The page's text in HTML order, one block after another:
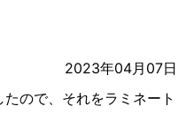
2023年04月07日
ので、それをラミネート